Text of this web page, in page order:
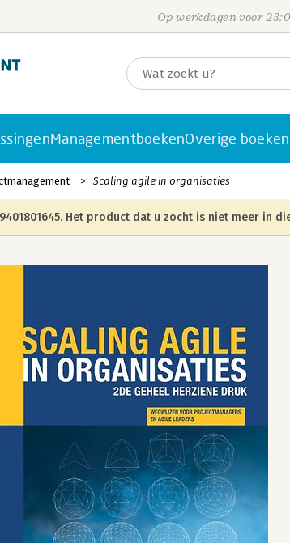
Op werkdagen voor
ManagementboekenOverige boeken
Scaling agile in organisaties
Het product dat u zocht is niet meer in